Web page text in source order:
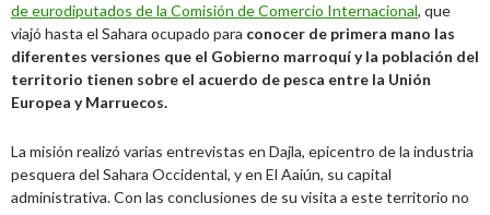
de eurodiputados de la Comisión de Comercio Internacional, que
viajó hasta el Sahara ocupado para conocer de primera mano las
diferentes versiones que el Gobierno marroquí y la población del
territorio tienen sobre el acuerdo de pesca entre la Unión
Europea y Marruecos.
La misión realizó varias entrevistas en Dajla, epicentro de la industria
pesquera del Sahara Occidental, y en El Aaiún, su capital
administrativa. Con las conclusiones de su visita a este territorio no